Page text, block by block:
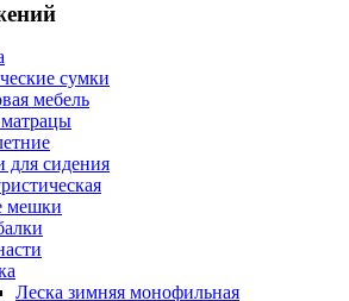
сумки
мебель
сидения
мешки
Леска зимняя монофильная